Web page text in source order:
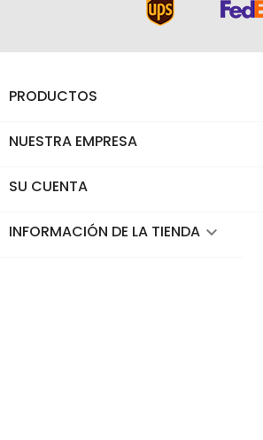
PRODUCTOS
NUESTRA EMPRESA
SU CUENTA
INFORMACIÓN DE LA TIENDA keyboard_arrow_down